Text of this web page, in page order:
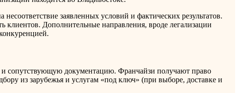
заявленных условий и фактических результатов.
клиентов. Дополнительные направления, вроде легализации
сопутствующую документацию. Франчайзи получают право
из зарубежья и услугам «под ключ» (при выборе, доставке и